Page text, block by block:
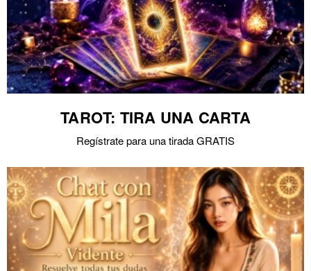
TAROT: TIRA UNA CARTA
Regístrate para una tirada GRATIS